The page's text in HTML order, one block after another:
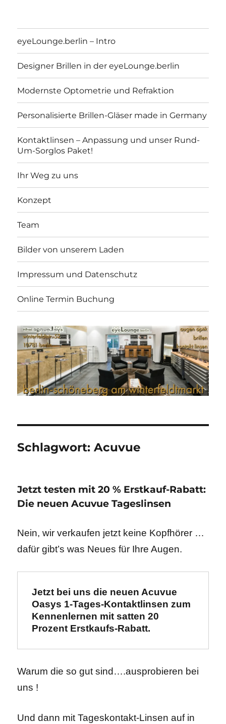
eyeLounge.berlin
eyeLounge.berlin – Intro
Designer Brillen in der eyeLounge.berlin
Modernste Optometrie und Refraktion
Personalisierte Brillen-Gläser made in Germany
Kontaktlinsen – Anpassung und unser Rund-
Um-Sorglos Paket!
Ihr Weg zu uns
Konzept
Team
Bilder von unserem Laden
Impressum und Datenschutz
Online Termin Buchung
Schlagwort:Acuvue
Jetzt testen mit 20 % Erstkauf-Rabatt:
Die neuen Acuvue Tageslinsen
Nein, wir verkaufen jetzt keine Kopfhörer …
dafür gibt’s was Neues für Ihre Augen.
Jetzt bei uns die neuen Acuvue
Oasys 1-Tages-Kontaktlinsen zum
Kennenlernen mit satten 20
Prozent Erstkaufs-Rabatt.
Warum die so gut sind….ausprobieren bei
uns !
Und dann mit Tageskontakt-Linsen auf in